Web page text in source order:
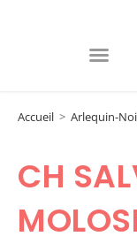
Accueil > Arlequin-
CH